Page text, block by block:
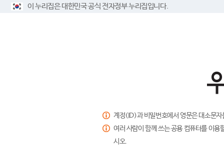
이 누리집은 대한민국 공식 전자정부 누리집입니다.
계정(ID)과 비밀번호에서 영문은 대소문
여러 사람이 함께 쓰는 공용 컴퓨터를 이
시오.